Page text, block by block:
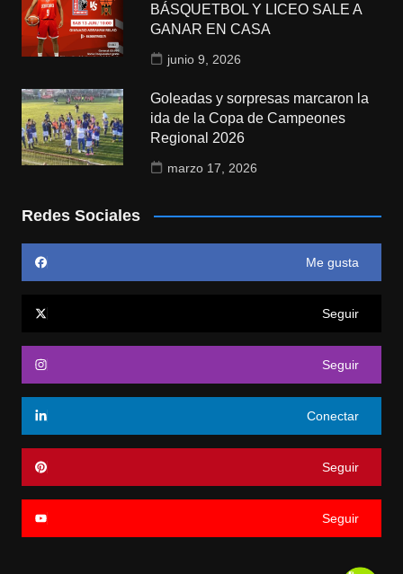
BÁSQUETBOL Y LICEO SALE A
GANAR EN CASA
junio 9, 2026
Goleadas y sorpresas marcaron la
ida de la Copa de Campeones
Regional 2026
marzo 17, 2026
Redes Sociales
Me gusta
Seguir
Seguir
Conectar
Seguir
Seguir